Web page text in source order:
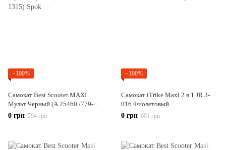
−100%
Самокат Best Scooter MAXI
Мульт Черный (А 25460 /779-
1315)
0 грн 594 грн
−100%
Самокат iTrike Maxi 2 в 1 JR 3-
016 Фиолетовый
0 грн 601 грн